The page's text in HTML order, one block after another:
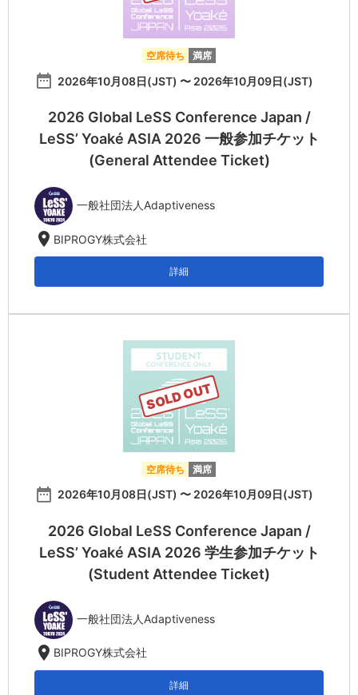
空席待ち 満席
date_range 2026年10月08日(JST) 〜 2026年10月09日(JST)
2026 Global LeSS Conference Japan /
LeSS’ Yoaké ASIA 2026 一般参加チケット
(General Attendee Ticket)
一般社団法人Adaptiveness
location_on BIPROGY株式会社
詳細
SOLD OUT
空席待ち 満席
date_range 2026年10月08日(JST) 〜 2026年10月09日(JST)
2026 Global LeSS Conference Japan /
LeSS’ Yoaké ASIA 2026 学生参加チケット
(Student Attendee Ticket)
一般社団法人Adaptiveness
location_on BIPROGY株式会社
詳細